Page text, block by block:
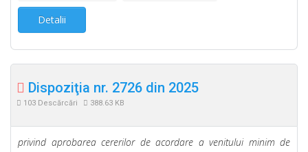
Detalii
Dispoziţia nr. 2726 din 2025
103 Descărcări 388.63 KB
privind aprobarea cererilor de acordare a venitului minim de